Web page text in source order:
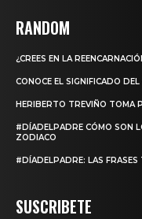
RANDOM
¿CREES EN LA
CONOCE EL SIGNIFICADO
HERIBERTO TREVIÑO TOMA
#DÍADELPADRE CÓMO SON
ZODIACO
#DÍADELPADRE: LAS
SUSCRIBETE